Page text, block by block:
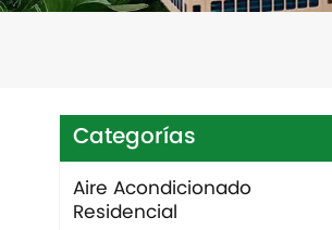
Categorías
Aire Acondicionado
Residencial